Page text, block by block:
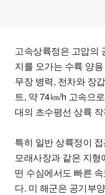
고속상륙정은 고압의
지를 오가는 수륙 양
무장 병력, 전차와 장
트, 약 74㎞/h 고속으
대의 초수평선 상륙
특히 일반 상륙정이
모래사장과 같은 지
떤 수심에서도 빠른
다. 미 해군은 공기부